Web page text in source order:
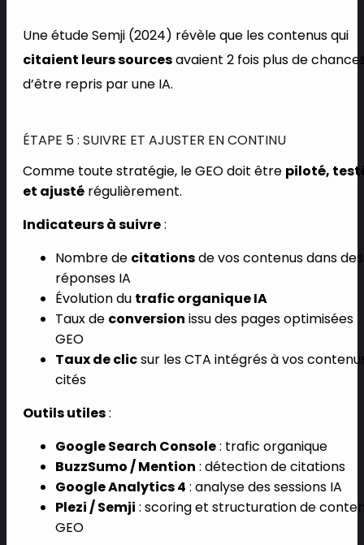
Une étude Semji (2024) révèle que les contenus qui
citaient leurs sourcesavaient 2 fois plus de
d’être repris par une IA.
ÉTAPE 5 : SUIVRE ET AJUSTER EN CONTINU
Comme toute stratégie, le GEO doit être piloté,
et ajusté régulièrement.
Indicateurs à suivre:
Nombre de citationsde vos contenus dans des
réponses IA
Évolution du trafic organique IA
Taux de conversion issu des pages optimisées
GEO
Taux de clicsur les CTA intégrés à vos
cités
Outils utiles:
Google Search Console: trafic organique
BuzzSumo / Mention : détection de citations
Google Analytics 4 : analyse des sessions IA
Plezi / Semji : scoring et structuration de
GEO